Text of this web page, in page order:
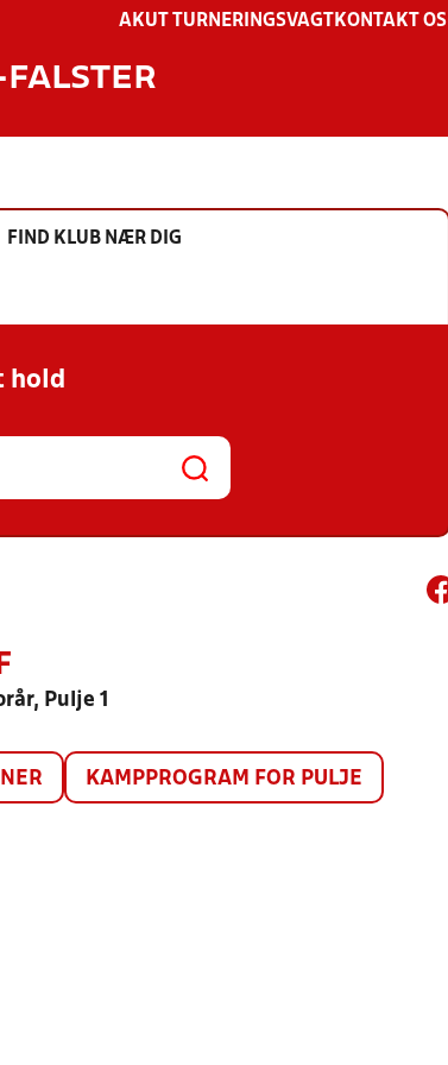
AKUT TURNERINGSVAGT KONTAKT OS
FIND KLUB NÆR DIG
hold
Pulje 1
KAMPPROGRAM FOR PULJE